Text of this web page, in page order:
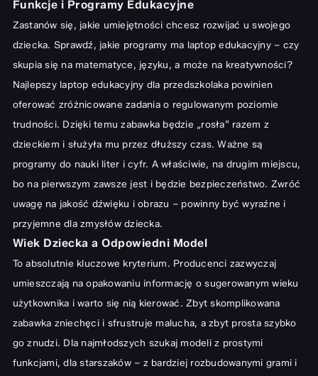
Funkcje i Programy Edukacyjne
Zastanów się, jakie umiejętności chcesz rozwijać u swojego
dziecka. Sprawdź, jakie programy ma laptop edukacyjny – czy
skupia się na matematyce, języku, a może na kreatywności?
Najlepszy laptop edukacyjny dla przedszkolaka powinien
oferować zróżnicowane zadania o regulowanym poziomie
trudności. Dzięki temu zabawka będzie „rosła” razem z
dzieckiem i służyła mu przez dłuższy czas. Ważne są
programy do nauki liter i cyfr. A właściwie, na drugim miejscu,
bo na pierwszym zawsze jest i będzie bezpieczeństwo. Zwróć
uwagę na jakość dźwięku i obrazu – powinny być wyraźne i
przyjemne dla zmysłów dziecka.
Wiek Dziecka a Odpowiedni Model
To absolutnie kluczowe kryterium. Producenci zazwyczaj
umieszczają na opakowaniu informację o sugerowanym wieku
użytkownika i warto się nią kierować. Zbyt skomplikowana
zabawka zniechęci i sfrustruje malucha, a zbyt prosta szybko
go znudzi. Dla najmłodszych szukaj modeli z prostymi
funkcjami, dla starszaków – z bardziej rozbudowanymi grami i